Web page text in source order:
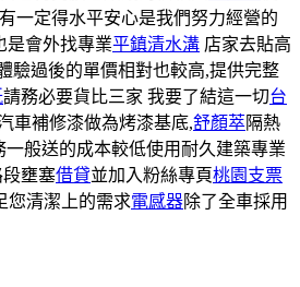
一定得水平安心是我們努力經營的
是會外找專業平鎮清水溝 店家去貼高
驗過後的單價相對也較高,提供完整
請務必要貨比三家 我要了結這一切台
車補修漆做為烤漆基底,舒顏萃隔熱
般送的成本較低使用耐久建築專業
壅塞借貸並加入粉絲專頁桃園支票
您清潔上的需求電感器除了全車採用